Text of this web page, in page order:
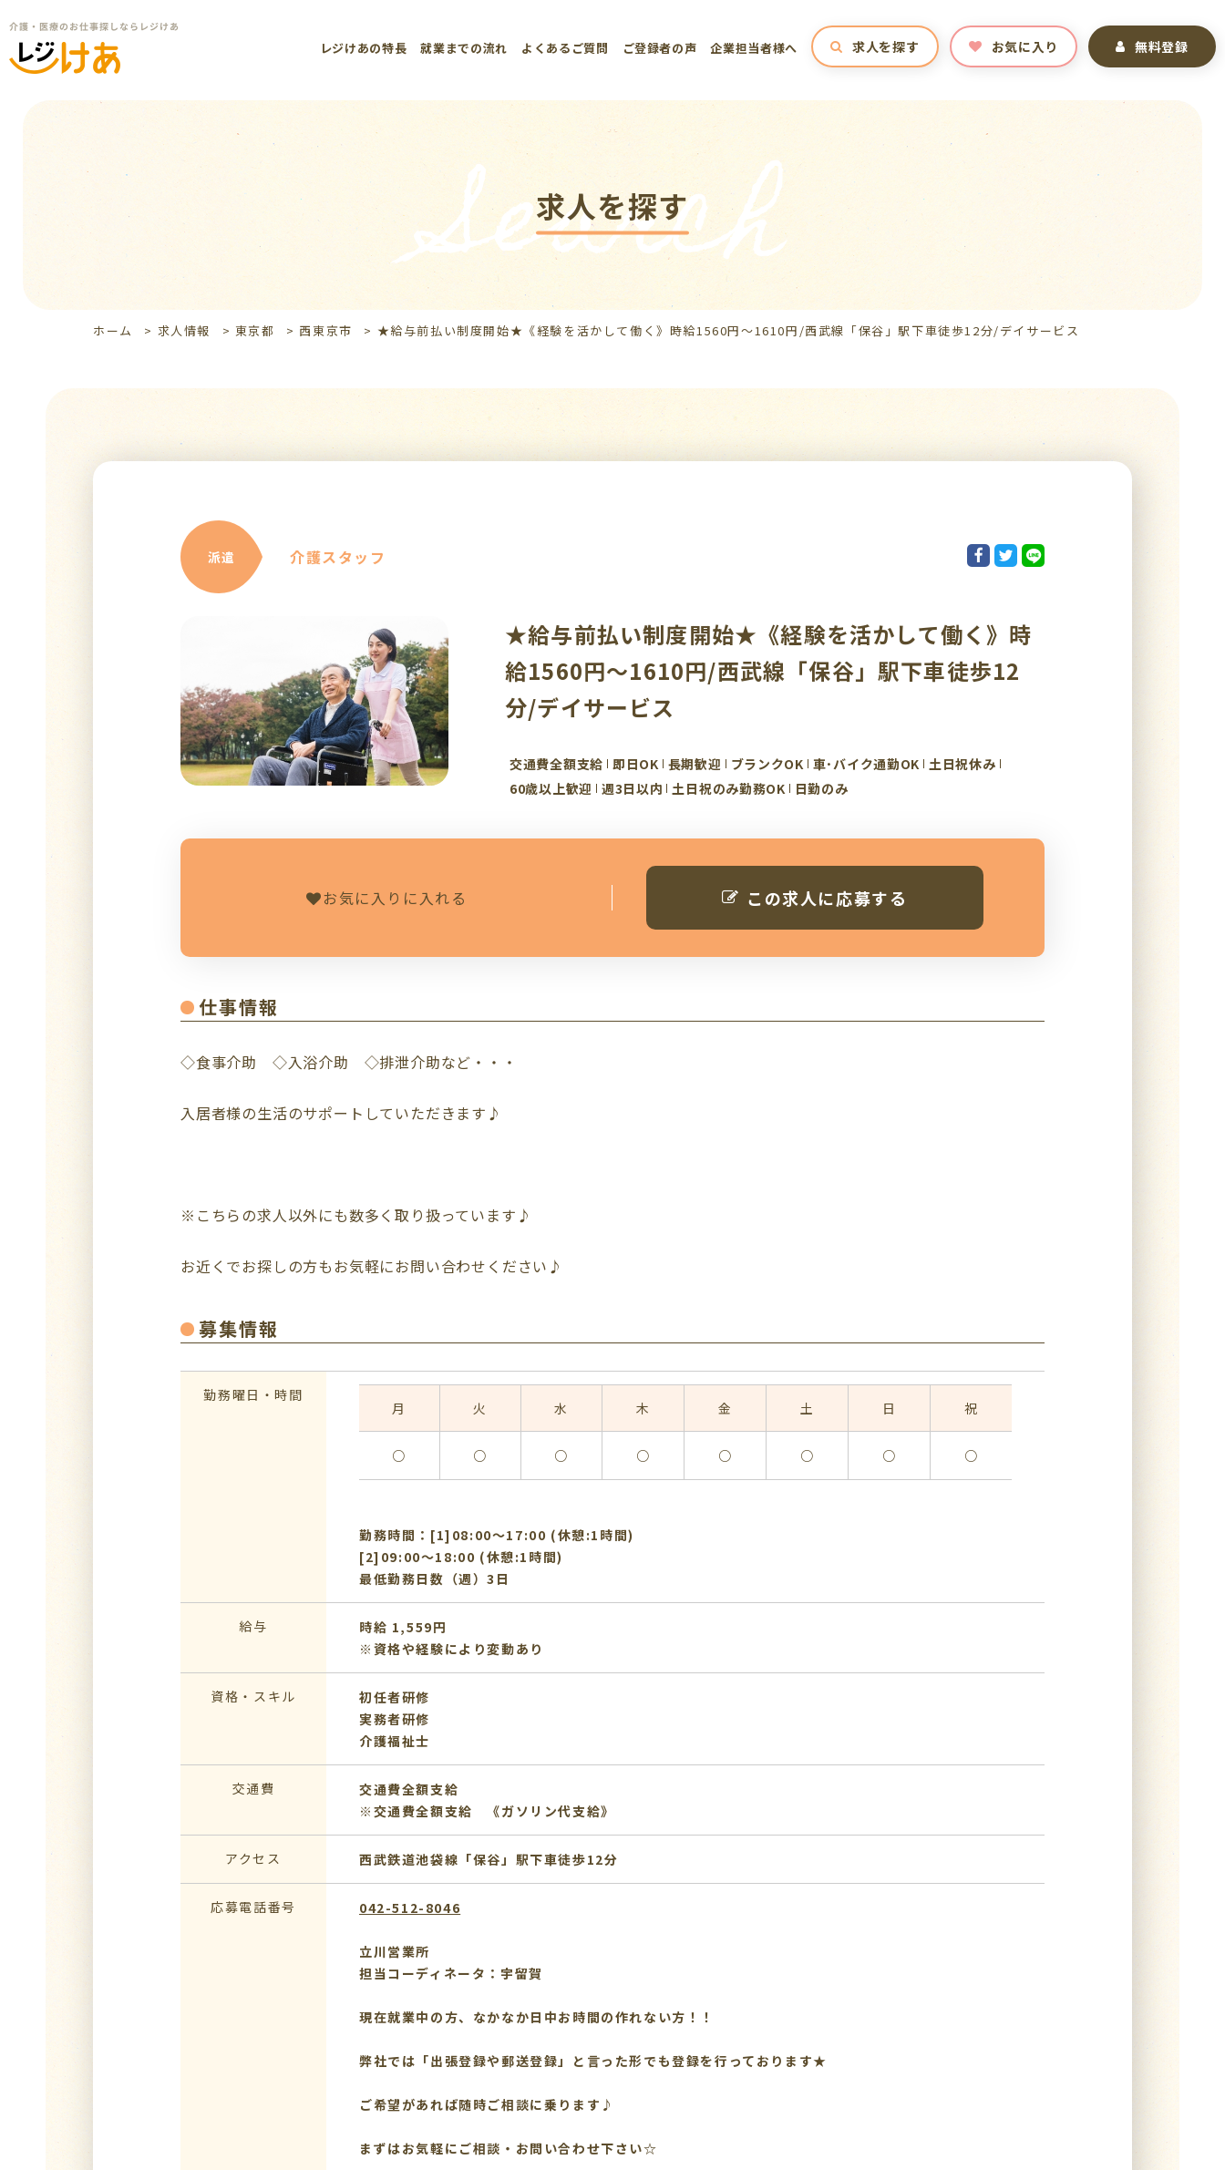
レジけあの特長 就業までの流れ よくあるご質問 ご登録者の声 企業担当者様へ 求人を探す お気に入り 無料登録
求人を探す
Search
ホーム > 求人情報 > 東京都 > 西東京市 > ★給与前払い制度開始★《経験を活かして働く》時給1560円～1610円/西武線「保谷」駅下車徒歩12分/デイサービス
派遣 介護スタッフ
★給与前払い制度開始★《経験を活かして働く》時
給1560円～1610円/西武線「保谷」駅下車徒歩12
分/デイサービス
交通費全額支給 即日OK 長期歓迎 ブランクOK 車･バイク通勤OK 土日祝休み
60歳以上歓迎 週3日以内 土日祝のみ勤務OK 日勤のみ
お気に入りに入れる この求人に応募する
仕事情報
◇食事介助 ◇入浴介助 ◇排泄介助など・・・
入居者様の生活のサポートしていただきます♪
※こちらの求人以外にも数多く取り扱っています♪
お近くでお探しの方もお気軽にお問い合わせください♪
募集情報
勤務曜日・時間
月 火 水 木 金 土 日 祝
○ ○ ○ ○ ○ ○ ○ ○
勤務時間：[1]08:00〜17:00 (休憩:1時間)
[2]09:00〜18:00 (休憩:1時間)
最低勤務日数（週）3日
給与
時給 1,559円
※資格や経験により変動あり
資格・スキル
初任者研修
実務者研修
介護福祉士
交通費
交通費全額支給
※交通費全額支給 《ガソリン代支給》
アクセス 西武鉄道池袋線「保谷」駅下車徒歩12分
応募電話番号 042-512-8046
立川営業所
担当コーディネータ：宇留賀
現在就業中の方、なかなか日中お時間の作れない方！！
弊社では「出張登録や郵送登録」と言った形でも登録を行っております★
ご希望があれば随時ご相談に乗ります♪
まずはお気軽にご相談・お問い合わせ下さい☆